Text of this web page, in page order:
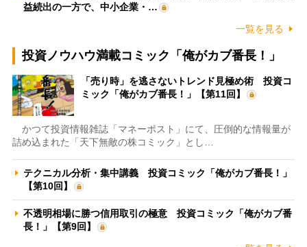
益続出の一方で、中小企業・…
一覧を見る
投資ノウハウ満載コミック「俺がカブ番長！」
「売り時」を逃さないトレンド見極め術 投資コ
ミック「俺がカブ番長！」【第11回】
かつて投資情報雑誌「マネーポスト」にて、圧倒的な情報量が
詰め込まれた「天下無敵の株コミック」とし…
テクニカル分析・集中講義 投資コミック「俺がカブ番長！」
【第10回】
不透明相場に勝つ信用取引の極意 投資コミック「俺がカブ番
長！」【第9回】